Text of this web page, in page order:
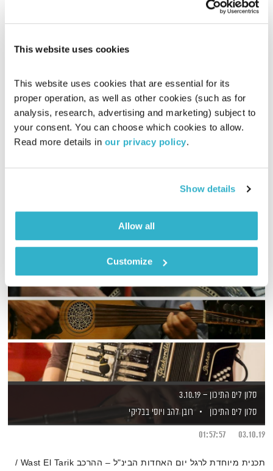
This website uses cookies
This website uses cookies that are essential for its
proper operation, as well as other cookies (such as for
analysis, research, advertising and marketing) subject to
your consent. You can choose which cookies to allow.
Read more details in our privacy policy.
Show details
Allow all
Customize
הדרך להתעלות ולשלום פנימי
שרי אריסון
06.07.20
00:32:00
שרי אריסון ממשיכה במסעה עם פרק חדש של 'הדרך להתעלות
ולשלום פנימי' והפעם: אואזיס, חוקרת תודעה. על קבלה, שליחות,
סלון לים התיכון – 3.10.19
סלון לים התיכון
רובן להב ויוסי בבליקי
03.10.19
01:57:57
תכנית מיוחדת לרגל יום האחדות הבינ"ל – ההרכב Wast El Tarik /